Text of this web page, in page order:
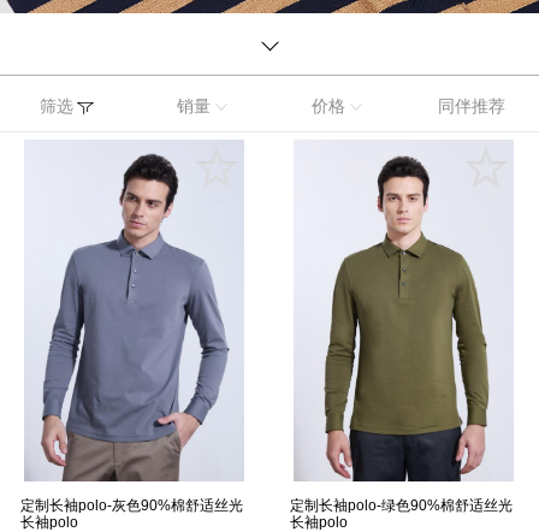
筛选 销量 价格 同伴推荐
定制长袖polo-灰色90%棉舒适丝光
长袖polo
定制长袖polo-绿色90%棉舒适丝光
长袖polo